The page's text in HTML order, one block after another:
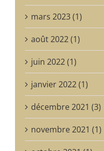
mars 2023 (1)
août 2022 (1)
juin 2022 (1)
janvier 2022 (1)
décembre 2021 (3)
novembre 2021 (1)